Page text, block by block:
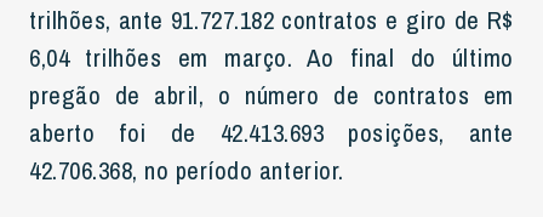
trilhões, ante 91.727.182 contratos e giro de R$
6,04 trilhões em março. Ao final do último
pregão de abril, o número de contratos em
aberto foi de 42.413.693 posições, ante
42.706.368, no período anterior.